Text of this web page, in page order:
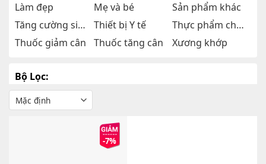
Làm đẹp Mẹ và bé
Sản phẩm khác
Tăng cường sinh lý
Thiết bị Y tế
Thực phẩm chức năng
Thuốc giảm cân
Thuốc tăng cân Xương khớp
Bộ Lọc:
-7%